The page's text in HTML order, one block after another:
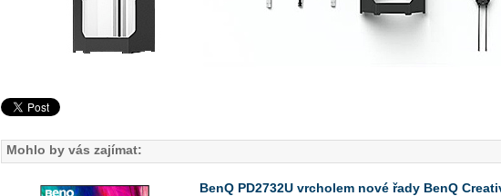
Mohlo by vás zajímat:
BenQ PD2732U vrcholem nové řady BenQ